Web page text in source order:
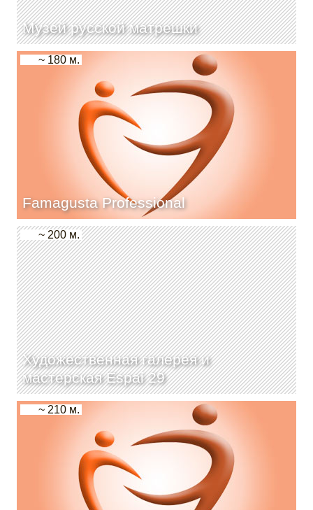
Музей русской матрешки
Famagusta Professional
~ 180 м.
Художественная галерея и
мастерская Espai 29
~ 200 м.
~ 210 м.